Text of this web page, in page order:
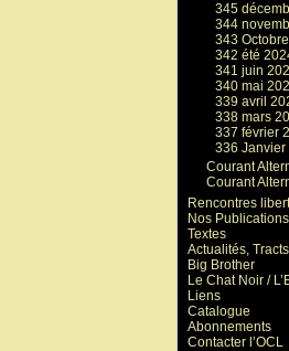
345
344
343
342 été
341 juin
340 mai
339 avril
338 mars
337 février
336 Janvier
Courant
Courant
Rencontres
Nos Publications
Textes
Actualités,
Big Brother
Le Chat Noir /
Liens
Catalogue
Abonnements
Contacter l’OCL